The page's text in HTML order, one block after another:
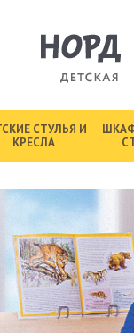
СТУЛЬЯ И
КРЕСЛА